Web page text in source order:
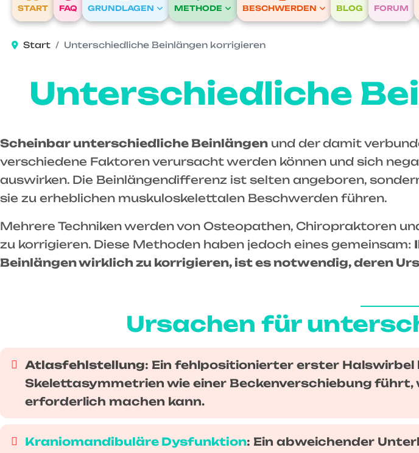
START FAQ GRUNDLAGEN METHODE BESCHWERDEN BLOG FORUM
Start Unterschiedliche Beinlängen korrigieren
Unterschiedliche
Scheinbar unterschiedliche Beinlängen und der damit
verschiedene Faktoren verursacht werden können und sich
auswirken. Die Beinlängendifferenz ist selten angeboren,
sie zu erheblichen muskuloskelettalen Beschwerden führen.
Mehrere Techniken werden von Osteopathen, Chiropraktoren
zu korrigieren. Diese Methoden haben jedoch eines gemeinsam:
Beinlängen wirklich zu korrigieren, ist es notwendig, deren
Ursachen für
Atlasfehlstellung: Ein fehlpositionierter erster Halswirbel
Skelettasymmetrien wie einer Beckenverschiebung
erforderlich machen kann.
Kraniomandibuläre Dysfunktion: Ein abweichender